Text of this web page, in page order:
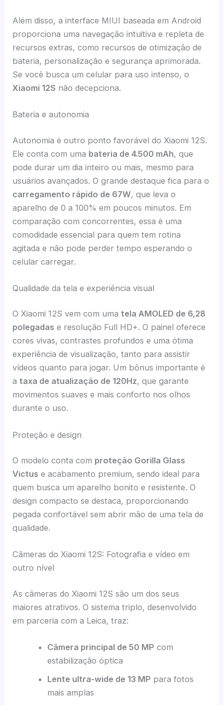
Além disso, a interface MIUI baseada em Android
proporciona uma navegação intuitiva e repleta de
recursos extras, como recursos de otimização de
bateria, personalização e segurança aprimorada.
Se você busca um celular para uso intenso, o
Xiaomi 12S não decepciona.
Bateria e autonomia
Autonomia é outro ponto favorável do Xiaomi 12S.
Ele conta com uma bateria de 4.500 mAh, que
pode durar um dia inteiro ou mais, mesmo para
usuários avançados. O grande destaque fica para o
carregamento rápido de 67W, que leva o
aparelho de 0 a 100% em poucos minutos. Em
comparação com concorrentes, essa é uma
comodidade essencial para quem tem rotina
agitada e não pode perder tempo esperando o
celular carregar.
Qualidade da tela e experiência visual
O Xiaomi 12S vem com umatela AMOLED de 6,28
polegadas e resolução Full HD+. O painel oferece
cores vivas, contrastes profundos e uma ótima
experiência de visualização, tanto para assistir
vídeos quanto para jogar. Um bônus importante é
ataxa de atualização de 120Hz, que garante
movimentos suaves e mais conforto nos olhos
durante o uso.
Proteção e design
O modelo conta com proteção Gorilla Glass
Victus e acabamento premium, sendo ideal para
quem busca um aparelho bonito e resistente. O
design compacto se destaca, proporcionando
pegada confortável sem abrir mão de uma tela de
qualidade.
Câmeras do Xiaomi 12S: Fotografia e vídeo em
outro nível
As câmeras do Xiaomi 12S são um dos seus
maiores atrativos. O sistema triplo, desenvolvido
em parceria com a Leica, traz:
Câmera principal de 50 MP com
estabilização óptica
Lente ultra-wide de 13 MP para fotos
mais amplas